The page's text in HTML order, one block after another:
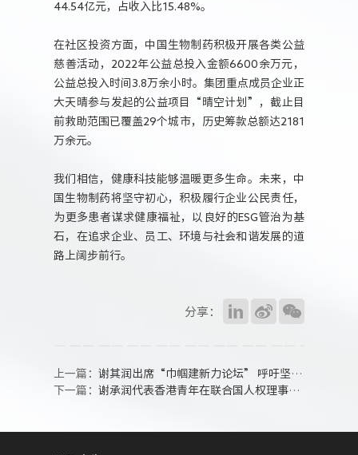
44.54亿元，占收入比15.48%。
在社区投资方面，中国生物制药积极开展各类公益
慈善活动，2022年公益总投入金额6600余万元，
公益总投入时间3.8万余小时。集团重点成员企业正
大天晴参与发起的公益项目“晴空计划”，截止目
前救助范围已覆盖29个城市，历史筹款总额达2181
万余元。
我们相信，健康科技能够温暖更多生命。未来，中
国生物制药将坚守初心，积极履行企业公民责任，
为更多患者谋求健康福祉，以良好的ESG管治为基
石，在追求企业、员工、环境与社会和谐发展的道
路上阔步前行。
分享：
上一篇：谢其润出席“巾帼建新力论坛” 呼吁坚持科技创新护航女性健康
下一篇：谢承润代表香港青年在联合国人权理事会发言 谈《国安法》带给香港的积极变化